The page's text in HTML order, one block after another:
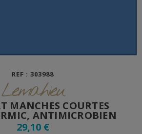
REF : 303988
Lemahieu
MANCHES COURTES
ANTIMICROBIEN
29,10 €